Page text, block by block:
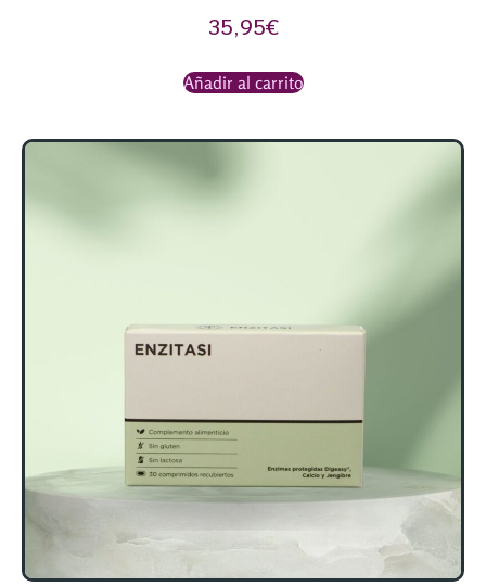
35,95€
Añadir al carrito